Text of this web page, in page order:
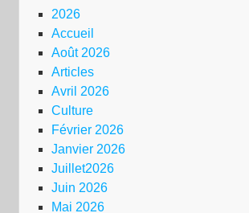
2026
Accueil
Août 2026
Articles
Avril 2026
Culture
Février 2026
Janvier 2026
Juillet2026
Juin 2026
Mai 2026